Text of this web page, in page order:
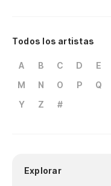
Todos los artistas
A B C D E
M
N O P Q
Y
Z #
Explorar